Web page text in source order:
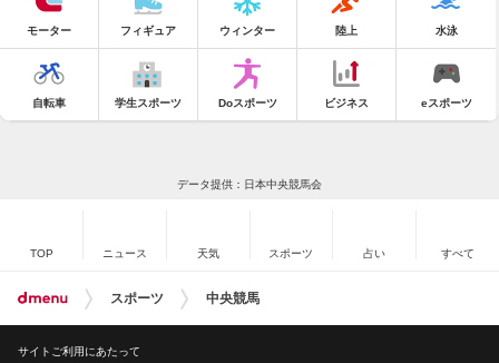
モーター フィギュア ウィンター 陸上 水泳
自転車 学生スポーツ Doスポーツ ビジネス eスポーツ
データ提供：日本中央競馬会
TOP ニュース 天気 スポーツ 占い すべて
スポーツ 中央競馬
サイトご利用にあたって